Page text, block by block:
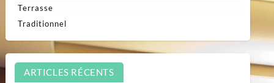
Terrasse
Traditionnel
ARTICLES RÉCENTS